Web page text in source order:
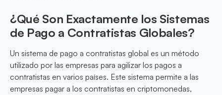
¿Qué Son Exactamente los Sistemas
de Pago a Contratistas Globales?
Un sistema de pago a contratistas global es un método
utilizado por las empresas para agilizar los pagos a
contratistas en varios países. Este sistema permite a las
empresas pagar a los contratistas en criptomonedas,